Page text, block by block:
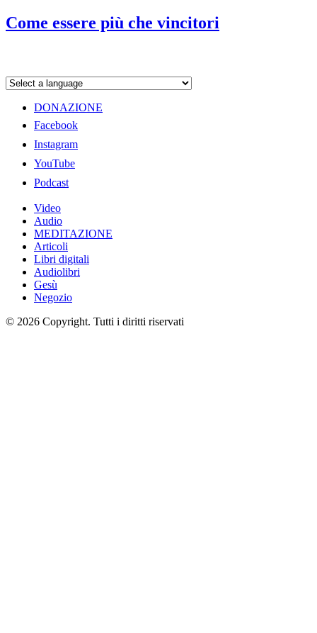
Come essere più che vincitori
DONAZIONE
Facebook
Instagram
YouTube
Podcast
Video
Audio
MEDITAZIONE
Articoli
Libri digitali
Audiolibri
Gesù
Negozio
© 2026 Copyright. Tutti i diritti riservati